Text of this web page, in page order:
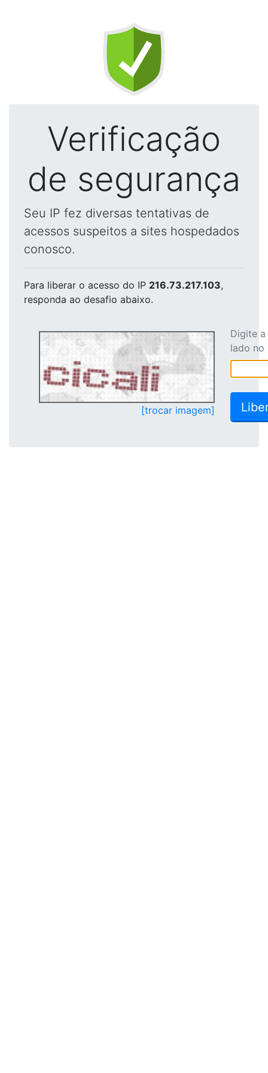
Verificação
de segurança
Seu IP fez diversas tentativas de
acessos suspeitos a sites hospedados
conosco.
Para liberar o acesso do IP 216.73.217.103,
responda ao desafio abaixo.
[trocar imagem]
Digite
lado no